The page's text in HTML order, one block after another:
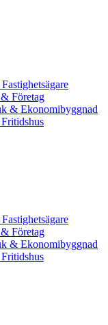
Företag
& Ekonomibyggnad
Företag
& Ekonomibyggnad